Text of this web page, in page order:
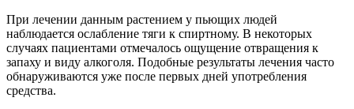
При лечении данным растением у пьющих людей
наблюдается ослабление тяги к спиртному. В некоторых
случаях пациентами отмечалось ощущение отвращения к
запаху и виду алкоголя. Подобные результаты лечения часто
обнаруживаются уже после первых дней употребления
средства.